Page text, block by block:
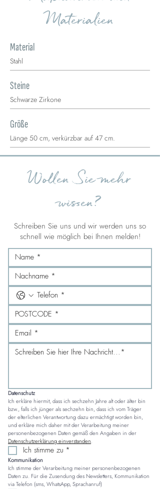
Materialien
Material
Stahl
Steine
Schwarze Zirkone
Größe
Länge 50 cm, verkürzbar auf 47 cm.
Wollen Sie mehr
wissen?
Schreiben Sie uns und wir werden uns so
schnell wie möglich bei Ihnen melden!
Datenschutz
Ich erkläre hiermit, dass ich sechzehn Jahre alt oder älter bin
bzw., falls ich jünger als sechzehn bin, dass ich vom Träger
der elterlichen Verantwortung dazu ermächtigt worden bin,
und erkläre mich daher mit der Verarbeitung meiner
Datenschutzerklärung einverstanden.
Ich stimme zu *
Kommunikation
Ich stimme der Verarbeitung meiner personenbezogenen
Daten zu. Für die Zusendung des Newsletters, Kommunikation
via Telefon (sms, WhatsApp, Sprachanruf)